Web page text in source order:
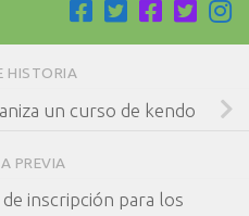
HISTORIA
un curso de kendo
PREVIA
inscripción para los